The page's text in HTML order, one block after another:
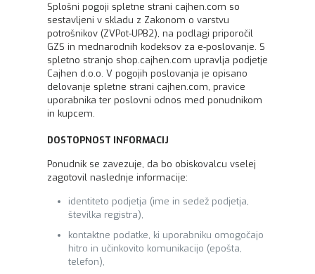
Splošni pogoji spletne strani cajhen.com so
sestavljeni v skladu z Zakonom o varstvu
potrošnikov (ZVPot-UPB2), na podlagi priporočil
GZS in mednarodnih kodeksov za e-poslovanje. S
spletno stranjo shop.cajhen.com upravlja podjetje
Cajhen d.o.o. V pogojih poslovanja je opisano
delovanje spletne strani cajhen.com, pravice
uporabnika ter poslovni odnos med ponudnikom
in kupcem.
DOSTOPNOST INFORMACIJ
Ponudnik se zavezuje, da bo obiskovalcu vselej
zagotovil naslednje informacije:
identiteto podjetja (ime in sedež podjetja,
številka registra),
kontaktne podatke, ki uporabniku omogočajo
hitro in učinkovito komunikacijo (epošta,
telefon),